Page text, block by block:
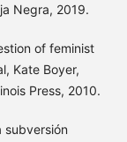
Negra, 2019.
of feminist
Kate Boyer,
Press, 2010.
subversión